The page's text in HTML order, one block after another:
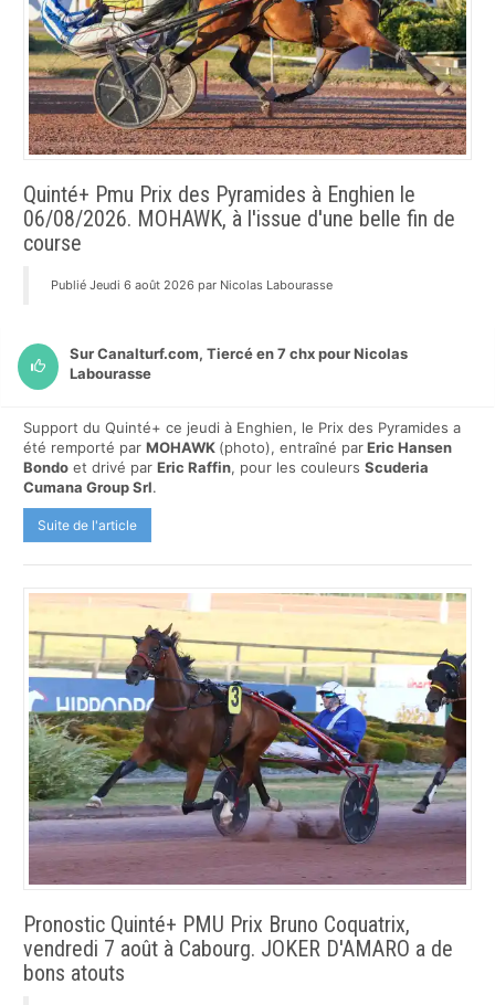
Quinté+ Pmu Prix des Pyramides à Enghien le
06/08/2026. MOHAWK, à l'issue d'une belle fin de
course
Publié Jeudi 6 août 2026 par Nicolas Labourasse
Sur Canalturf.com, Tiercé en 7 chx pour Nicolas
Labourasse
Support du Quinté+ ce jeudi à Enghien, le Prix des Pyramides a
été remporté par MOHAWK (photo), entraîné parEric Hansen
Bondo et drivé par Eric Raffin, pour les couleurs Scuderia
Cumana Group Srl.
Suite de l'article
Pronostic Quinté+ PMU Prix Bruno Coquatrix,
vendredi 7 août à Cabourg. JOKER D'AMARO a de
bons atouts